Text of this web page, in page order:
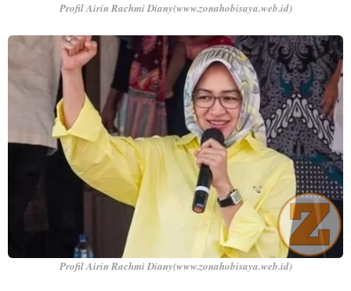
Profil Airin Rachmi Diany(www.zonahobisaya.web.id)
Profil Airin Rachmi Diany(www.zonahobisaya.web.id)